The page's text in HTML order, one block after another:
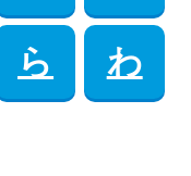
ら わ